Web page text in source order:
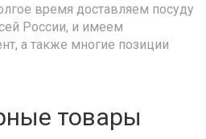
время доставляем посуду
России, и имеем
а также многие позиции
товары